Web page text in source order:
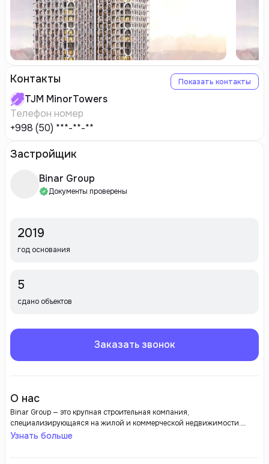
Контакты Показать контакты
TJM MinorTowers
Телефон номер
+998 (50) ***-**-**
Застройщик
Binar Group
Документы проверены
2019
год основания
5
сдано объектов
Заказать звонок
О нас
Binar Group — это крупная строительная компания,
специализирующаяся на жилой и коммерческой недвижимости.
Компания зарекомендовала себя как надежный застройщик,
Узнать больше